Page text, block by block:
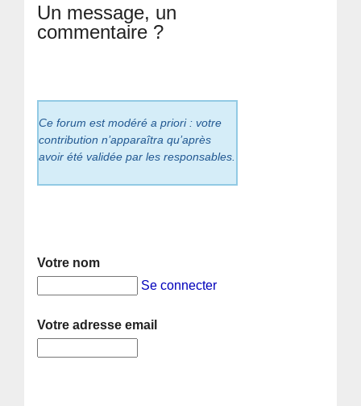
Un message, un
commentaire ?
Ce forum est modéré a priori : votre
contribution n’apparaîtra qu’après
avoir été validée par les responsables.
Votre nom
Se connecter
Votre adresse email